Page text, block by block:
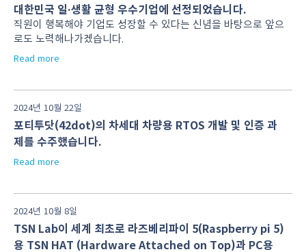
대한민국 일·생활 균형 우수기업에 선정되었습니다.
직원이 행복해야 기업도 성장할 수 있다는 신념을 바탕으로 앞으
로도 노력해나가겠습니다.
Read more
2024년 10월 22일
포티투닷(42dot)의 차세대 차량용 RTOS 개발 및 인증 과
제를 수주했습니다.
Read more
2024년 10월 8일
TSN Lab이 세계 최초로 라즈베리파이 5(Raspberry pi 5)
용 TSN HAT (Hardware Attached on Top)과 PC용